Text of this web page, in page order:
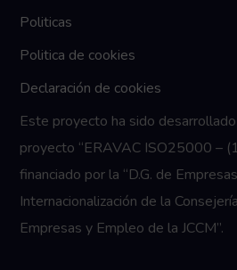
Politicas
Politica de cookies
Declaración de cookies
Este proyecto ha sido
proyecto “ERAVAC ISO25000 –
financiado por la “D.G. de
Internacionalización de la
Empresas y Empleo de la JCCM”.